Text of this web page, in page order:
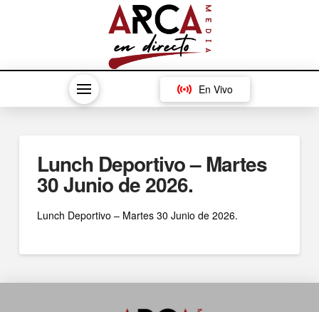
En Vivo
Lunch Deportivo – Martes
30 Junio de 2026.
Lunch Deportivo – Martes 30 Junio de 2026.